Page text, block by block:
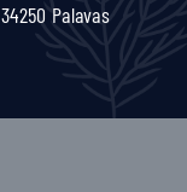
34250 Palavas